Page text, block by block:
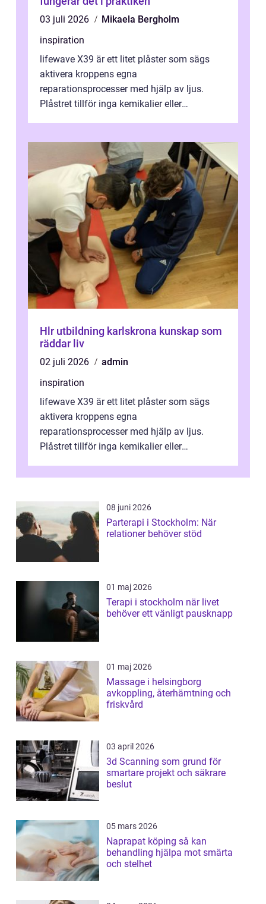
03 juli 2026
Mikaela Bergholm
inspiration
lifewave X39 är ett litet plåster som sägs
aktivera kroppens egna
reparationsprocesser med hjälp av ljus.
Plåstret tillför inga kemikalier eller
Hlr utbildning karlskrona kunskap som
räddar liv
02 juli 2026
admin
inspiration
lifewave X39 är ett litet plåster som sägs
aktivera kroppens egna
reparationsprocesser med hjälp av ljus.
Plåstret tillför inga kemikalier eller
ljusbaserad stimula...
08 juni 2026
Parterapi i Stockholm: När
relationer behöver stöd
01 maj 2026
Terapi i stockholm när livet
behöver ett vänligt pausknapp
01 maj 2026
Massage i helsingborg
avkoppling, återhämtning och
friskvård
03 april 2026
3d Scanning som grund för
smartare projekt och säkrare
beslut
05 mars 2026
Naprapat köping så kan
behandling hjälpa mot smärta
och stelhet